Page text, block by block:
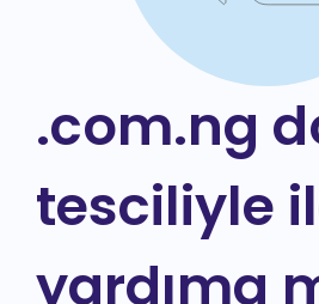
.com.ng
tesciliyle
yardıma